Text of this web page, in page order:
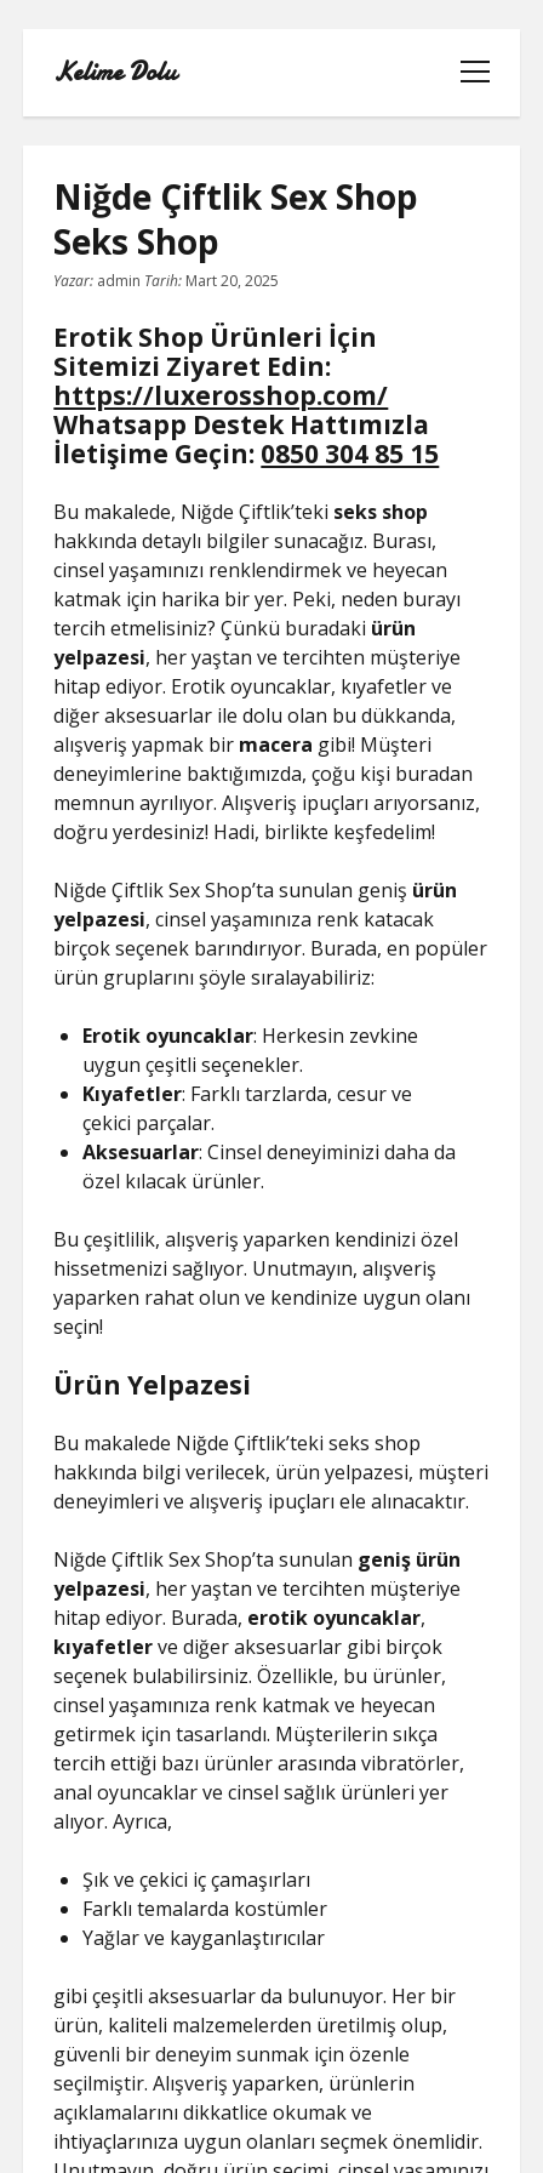
Kelime Dolu
menüyü
aç
INSTAGRAM BOT HESAPLARININ
HIKAYEME BAKMASI
LISTE
SAYFA LISTESI
TWITTER FAVORI KASMA PARASIZ
TWITTER TAKIPÇI HILESI ŞIFRESIZ
Niğde Çiftlik Sex Shop
Seks Shop
Yazar: admin Tarih: Mart 20, 2025
Erotik Shop Ürünleri İçin
Sitemizi Ziyaret Edin:
https://luxerosshop.com/
Whatsapp Destek Hattımızla
İletişime Geçin: 0850 304 85 15
Bu makalede, Niğde Çiftlik’teki seks shop
hakkında detaylı bilgiler sunacağız. Burası,
cinsel yaşamınızı renklendirmek ve heyecan
katmak için harika bir yer. Peki, neden burayı
tercih etmelisiniz? Çünkü buradaki ürün
yelpazesi, her yaştan ve tercihten müşteriye
hitap ediyor. Erotik oyuncaklar, kıyafetler ve
diğer aksesuarlar ile dolu olan bu dükkanda,
alışveriş yapmak bir macera gibi! Müşteri
deneyimlerine baktığımızda, çoğu kişi buradan
memnun ayrılıyor. Alışveriş ipuçları arıyorsanız,
doğru yerdesiniz! Hadi, birlikte keşfedelim!
Niğde Çiftlik Sex Shop’ta sunulan geniş ürün
yelpazesi, cinsel yaşamınıza renk katacak
birçok seçenek barındırıyor. Burada, en popüler
ürün gruplarını şöyle sıralayabiliriz:
Erotik oyuncaklar: Herkesin zevkine
uygun çeşitli seçenekler.
Kıyafetler: Farklı tarzlarda, cesur ve
çekici parçalar.
Aksesuarlar: Cinsel deneyiminizi daha da
özel kılacak ürünler.
Bu çeşitlilik, alışveriş yaparken kendinizi özel
hissetmenizi sağlıyor. Unutmayın, alışveriş
yaparken rahat olun ve kendinize uygun olanı
seçin!
Ürün Yelpazesi
Bu makalede Niğde Çiftlik’teki seks shop
hakkında bilgi verilecek, ürün yelpazesi, müşteri
deneyimleri ve alışveriş ipuçları ele alınacaktır.
Niğde Çiftlik Sex Shop’ta sunulan geniş ürün
yelpazesi, her yaştan ve tercihten müşteriye
hitap ediyor. Burada, erotik oyuncaklar,
kıyafetlerve diğer aksesuarlar gibi birçok
seçenek bulabilirsiniz. Özellikle, bu ürünler,
cinsel yaşamınıza renk katmak ve heyecan
getirmek için tasarlandı. Müşterilerin sıkça
tercih ettiği bazı ürünler arasında vibratörler,
anal oyuncaklar ve cinsel sağlık ürünleri yer
alıyor. Ayrıca,
Şık ve çekici iç çamaşırları
Farklı temalarda kostümler
Yağlar ve kayganlaştırıcılar
gibi çeşitli aksesuarlar da bulunuyor. Her bir
ürün, kaliteli malzemelerden üretilmiş olup,
güvenli bir deneyim sunmak için özenle
seçilmiştir. Alışveriş yaparken, ürünlerin
açıklamalarını dikkatlice okumak ve
ihtiyaçlarınıza uygun olanları seçmek önemlidir.